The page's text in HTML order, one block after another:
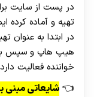
در پست از سایت
تهیه و آماده کرده
در ابتدا به عنوان
هیپ هاپ و سپس به
خواننده فعالیت
شایعاتی مبنی